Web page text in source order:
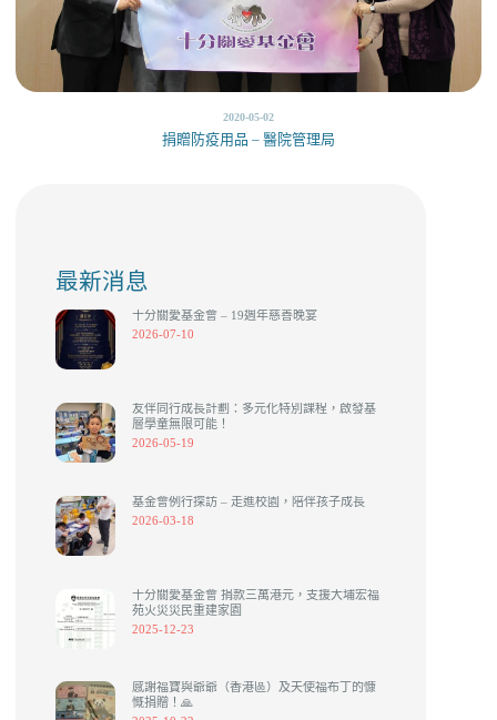
2020-05-02
捐贈防疫用品 – 醫院管理局
最新消息
十分關愛基金會 – 19週年慈善晚宴
2026-07-10
友伴同行成長計劃：多元化特別課程，啟發基
層學童無限可能！
2026-05-19
基金會例行探訪 – 走進校園，陪伴孩子成長
2026-03-18
十分關愛基金會 捐款三萬港元，支援大埔宏福
苑火災災民重建家園
2025-12-23
感謝福寶與爺爺（香港區）及天使福布丁的慷
慨捐贈！🙏